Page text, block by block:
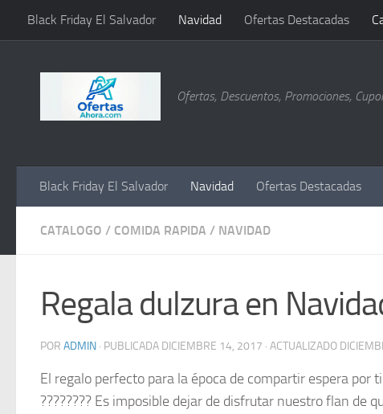
Saltar al contenido
Black Friday El Salvador Navidad Ofertas Destacadas
Ofertas, Descuentos, Promociones,
Black Friday El Salvador Navidad Ofertas Destacadas
CATALOGO / COMIDA RAPIDA / NAVIDAD
Regala dulzura en
POR ADMIN · PUBLICADA DICIEMBRE 14, 2017 · ACTUALIZADO
El regalo perfecto para la época de compartir espera
???????? Es imposible dejar de disfrutar nuestro flan de